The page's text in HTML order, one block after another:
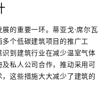
的重要一环。蒂亚戈·席尔瓦
个低碳建筑项目的推广工
到建筑行业在减少温室气体
私人公司合作，推动采用可
这些措施大大减少了建筑的